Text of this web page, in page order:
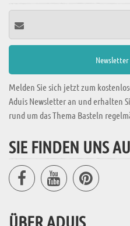
Melden Sie sich jetzt zum
Aduis Newsletter an und erhalten
rund um das Thema Basteln
SIE FINDEN UNS
ÜBER ADUIS